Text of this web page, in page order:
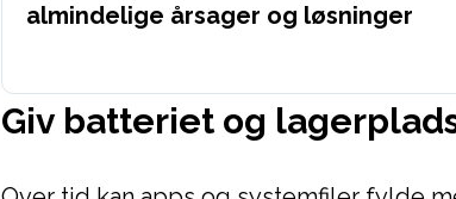
almindelige årsager og løsninger
Giv batteriet og